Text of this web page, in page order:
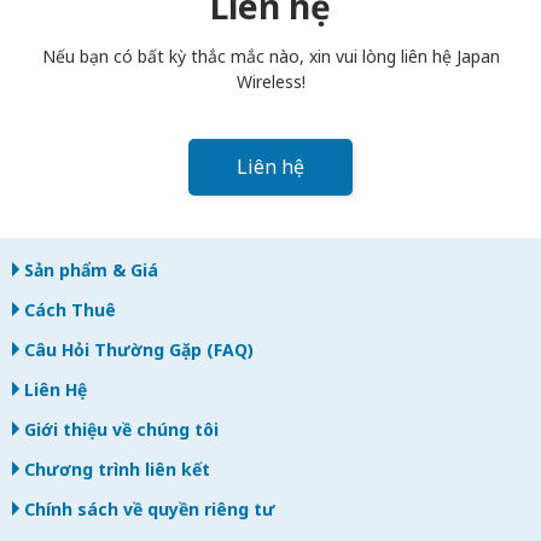
bạn trả muộn, bạn sẽ bị tính phí.
Nếu bạn có bất kỳ thắc mắc nào, xin vui lòng liên hệ Japan
Wireless!
Liên hệ
Sản phẩm & Giá
Cách Thuê
Câu Hỏi Thường Gặp (FAQ)
Liên Hệ
Giới thiệu về chúng tôi
Chương trình liên kết
Chính sách về quyền riêng tư